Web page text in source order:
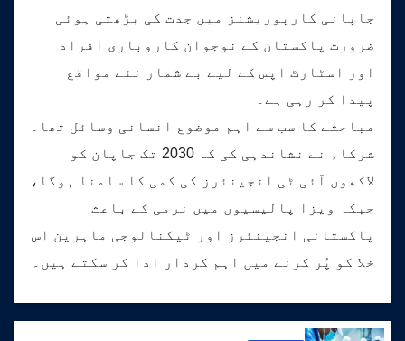
جاپانی کارپوریشنز میں جدت کی بڑھتی ہوئی
ضرورت پاکستان کے نوجوان کاروباری افراد
اور اسٹارٹ اپس کے لیے بے شمار نئے مواقع
پیدا کر رہی ہے۔
مباحثے کا سب سے اہم موضوع انسانی وسائل تھا۔
شرکاء نے نشاندہی کی کہ 2030 تک جاپان کو
لاکھوں آئی ٹی انجینئرز کی کمی کا سامنا ہوگا،
جبکہ ویزا پالیسیوں میں نرمی کے باعث
پاکستانی انجینئرز اور ٹیکنالوجی ماہرین اس
خلا کو پُر کرنے میں اہم کردار ادا کر سکتے ہیں۔